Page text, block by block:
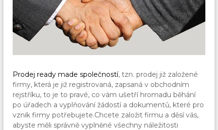
Prodej ready made společností, tzn. prodej již založené
firmy, která je již registrovaná, zapsaná v obchodním
rejstříku, to je to pravé, co vám ušetří hromadu běhání
po úřadech a vyplňování žádostí a dokumentů, které pro
vznik firmy potřebujete.Chcete založit firmu a děsí vás,
abyste měli správně vyplněné všechny náležitosti